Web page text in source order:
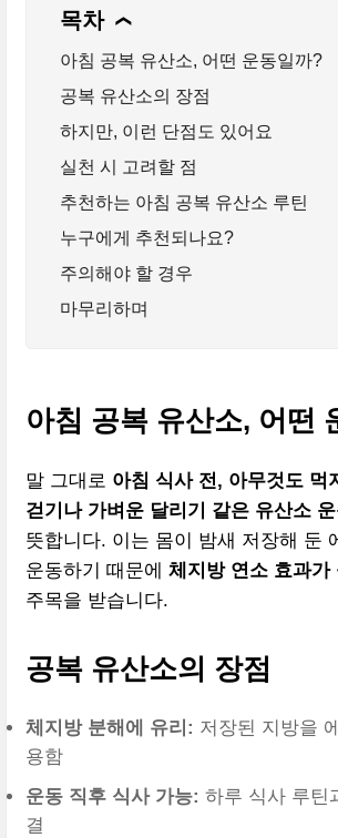
목차 ❯
아침 공복 유산소, 어떤 운동일까?
공복 유산소의 장점
하지만, 이런 단점도 있어요
실천 시 고려할 점
추천하는 아침 공복 유산소 루틴
누구에게 추천되나요?
주의해야 할 경우
마무리하며
아침 공복 유산소, 어떤
말 그대로 아침 식사 전, 아무것도 먹
걷기나 가벼운 달리기 같은 유산소
뜻합니다. 이는 몸이 밤새 저장해 둔
운동하기 때문에 체지방 연소 효과가
주목을 받습니다.
공복 유산소의 장점
체지방 분해에 유리: 저장된 지방을
용함
운동 직후 식사 가능: 하루 식사 루틴
결